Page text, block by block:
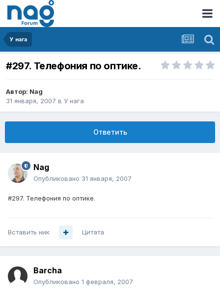
У нага
#297. Телефония по оптике.
Автор: Nag
31 января, 2007 в У нага
Ответить
Nag
Опубликовано 31 января, 2007
#297. Телефония по оптике.
Вставить ник Цитата
Barcha
Опубликовано 1 февраля, 2007